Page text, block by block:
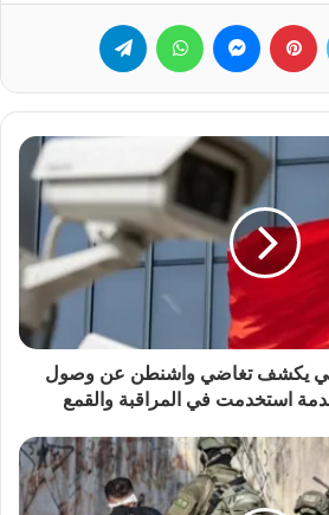
تويتر بينتيريست ماسنجر واتساب
يكشف تغاضي واشنطن عن وصول
استخدمت في المراقبة والقمع